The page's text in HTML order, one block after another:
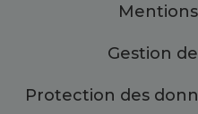
Gestion
Protection des